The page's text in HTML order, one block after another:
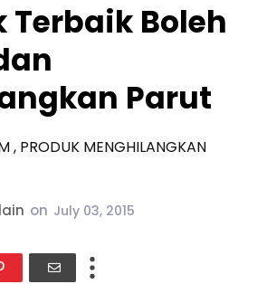
Terbaik Boleh
Parut
, PRODUK MENGHILANGKAN
on July 03, 2015